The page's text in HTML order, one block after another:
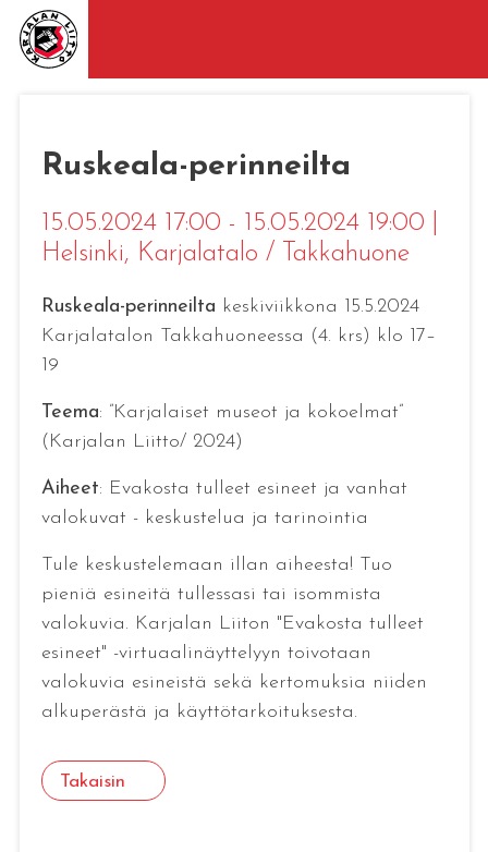
Ruskeala-perinneilta
15.05.2024 17:00 - 15.05.2024 19:00
Helsinki, Karjalatalo / Takkahuone
Ruskeala-perinneilta keskiviikkona 15.5.2024
Karjalatalon Takkahuoneessa (4. krs) klo 17–
19
Teema: ”Karjalaiset museot ja kokoelmat”
(Karjalan Liitto/ 2024)
Aiheet: Evakosta tulleet esineet ja vanhat
valokuvat - keskustelua ja tarinointia
Tule keskustelemaan illan aiheesta! Tuo
pieniä esineitä tullessasi tai isommista
valokuvia. Karjalan Liiton "Evakosta tulleet
esineet" -virtuaalinäyttelyyn toivotaan
valokuvia esineistä sekä kertomuksia niiden
alkuperästä ja käyttötarkoituksesta.
Takaisin